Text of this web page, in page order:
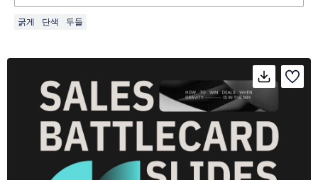
굵게 단색 두들